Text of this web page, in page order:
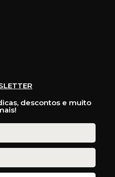
descontos e muito